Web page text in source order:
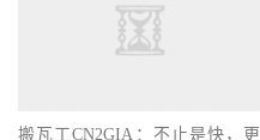
搬瓦工CN2GIA：不止是快，更